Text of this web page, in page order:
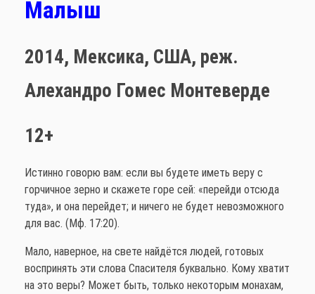
Малыш
2014, Мексика, США, реж.
Алехандро Гомес Монтеверде
12+
Истинно говорю вам: если вы будете иметь веру с
горчичное зерно и скажете горе сей: «перейди отсюда
туда», и она перейдет; и ничего не будет невозможного
для вас. (Мф. 17:20).
Мало, наверное, на свете найдётся людей, готовых
воспринять эти слова Спасителя буквально. Кому хватит
на это веры? Может быть, только некоторым монахам,